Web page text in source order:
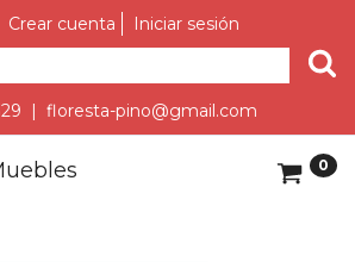
Crear cuenta Iniciar sesión
| floresta-pino@gmail.com
0